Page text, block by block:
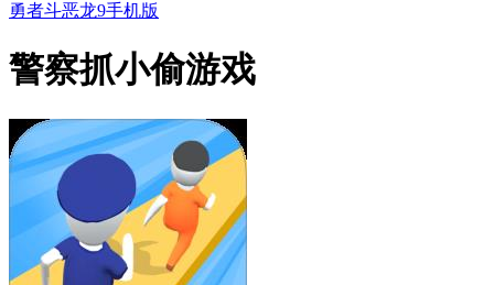
勇者斗恶龙9手机版
警察抓小偷游戏